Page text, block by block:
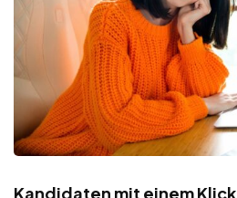
Kandidaten mit einem Klick